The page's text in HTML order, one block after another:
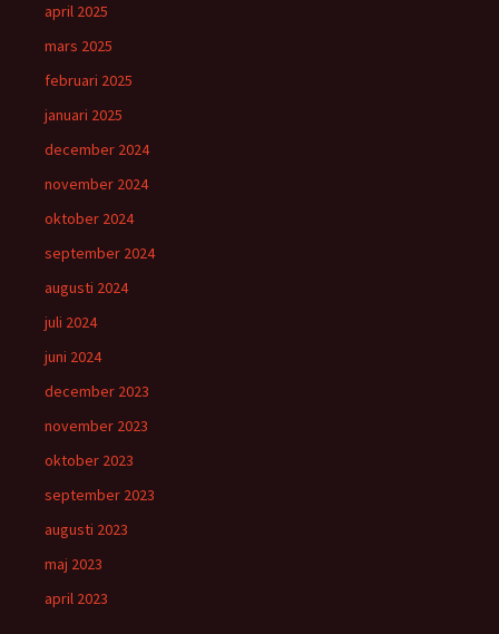
april 2025
mars 2025
februari 2025
januari 2025
december 2024
november 2024
oktober 2024
september 2024
augusti 2024
juli 2024
juni 2024
december 2023
november 2023
oktober 2023
september 2023
augusti 2023
maj 2023
april 2023